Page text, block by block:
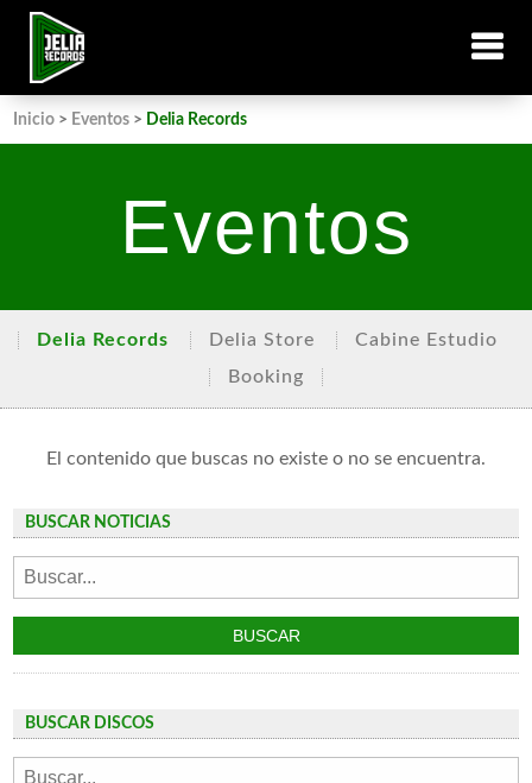
Inicio > Eventos > Delia Records
Eventos
Delia Records Delia Store
Cabine Estudio
Booking
El contenido que buscas no existe o no se encuentra.
BUSCAR NOTICIAS
BUSCAR DISCOS